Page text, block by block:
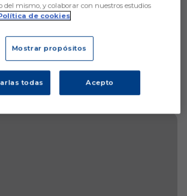
del mismo, y colaborar con nuestros estudios
de cookies
Mostrar propósitos
todas Acepto